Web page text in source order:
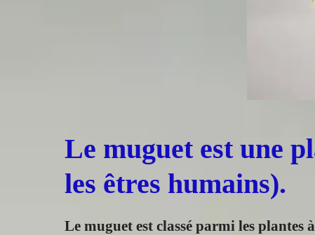
Le muguet est une
les êtres humains).
Le muguet est classé parmi les plantes